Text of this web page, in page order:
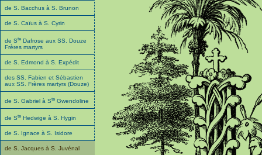
de S. Bacchus à S. Brunon
de S. Caïus à S. Cyrin
de Ste Dafrose aux SS. Douze
Frères martyrs
de S. Edmond à S. Expédit
des SS. Fabien et Sébastien
aux SS. Frères martyrs (Douze)
de S. Gabriel à Ste Gwendoline
de Ste Hedwige à S. Hygin
de S. Ignace à S. Isidore
de S. Jacques à S. Juvénal